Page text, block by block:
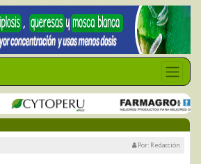
Por: Redacción